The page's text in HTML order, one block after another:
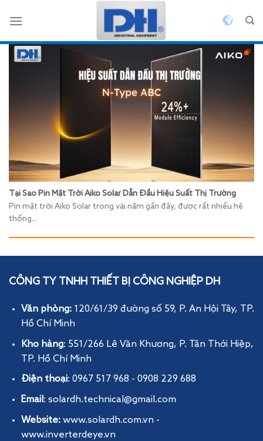
qua
dung
Tại Sao Pin Mặt Trời Aiko Solar Dẫn Đầu Hiệu Suất Thị Trường
​Pin mặt trời Aiko Solar trong vài năm gần đây, được rất nhiều hệ
thống...
CÔNG TY TNHH THIẾT BỊ CÔNG NGHIỆP DH
Văn phòng: 120/61/39 đường số 59, P. An Hội Tây, TP.
Hồ Chí Minh
Kho hàng: 551/266 Lê Văn Khương, P. Tân Thới Hiệp,
TP. Hồ Chí Minh
Điện thoại: 0967 517 968 - 0908 229 688
Email : solardh.technical@gmail.com
Website: www.solardh.com.vn-
www.inverterdeye.vn